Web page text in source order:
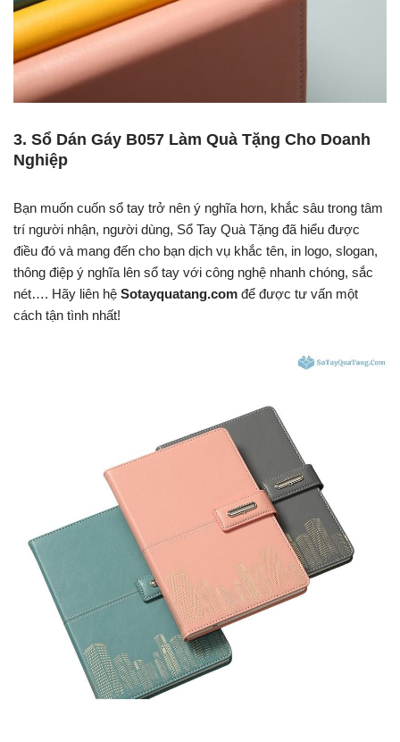
3. Sổ Dán Gáy B057 Làm Quà Tặng Cho Doanh
Nghiệp
Bạn muốn cuốn sổ tay trở nên ý nghĩa hơn, khắc sâu trong tâm
trí người nhận, người dùng, Sổ Tay Quà Tặng đã hiểu được
điều đó và mang đến cho bạn dịch vụ khắc tên, in logo, slogan,
thông điệp ý nghĩa lên sổ tay với công nghệ nhanh chóng, sắc
nét…. Hãy liên hệ Sotayquatang.com để được tư vấn một
cách tận tình nhất!